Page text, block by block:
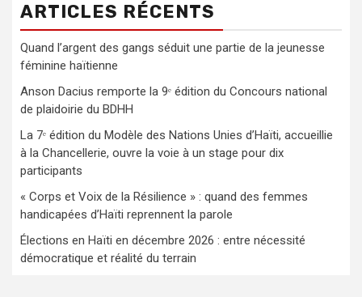
ARTICLES RÉCENTS
Quand l’argent des gangs séduit une partie de la jeunesse
féminine haïtienne
Anson Dacius remporte la 9ᵉ édition du Concours national
de plaidoirie du BDHH
La 7ᵉ édition du Modèle des Nations Unies d’Haïti, accueillie
à la Chancellerie, ouvre la voie à un stage pour dix
participants
« Corps et Voix de la Résilience » : quand des femmes
handicapées d’Haïti reprennent la parole
Élections en Haïti en décembre 2026 : entre nécessité
démocratique et réalité du terrain